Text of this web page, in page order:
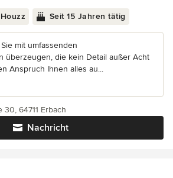
Seit 15 Jahren tätig
mit umfassenden
überzeugen, die kein Detail außer Acht
Anspruch Ihnen alles au...
Nachricht
64711 Erbach